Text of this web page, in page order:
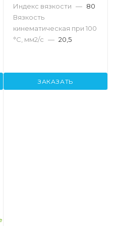
Индекс вязкости — 80
Вязкость
кинематическая при 100
°С, мм2/с — 20,5
ЗАКАЗАТЬ